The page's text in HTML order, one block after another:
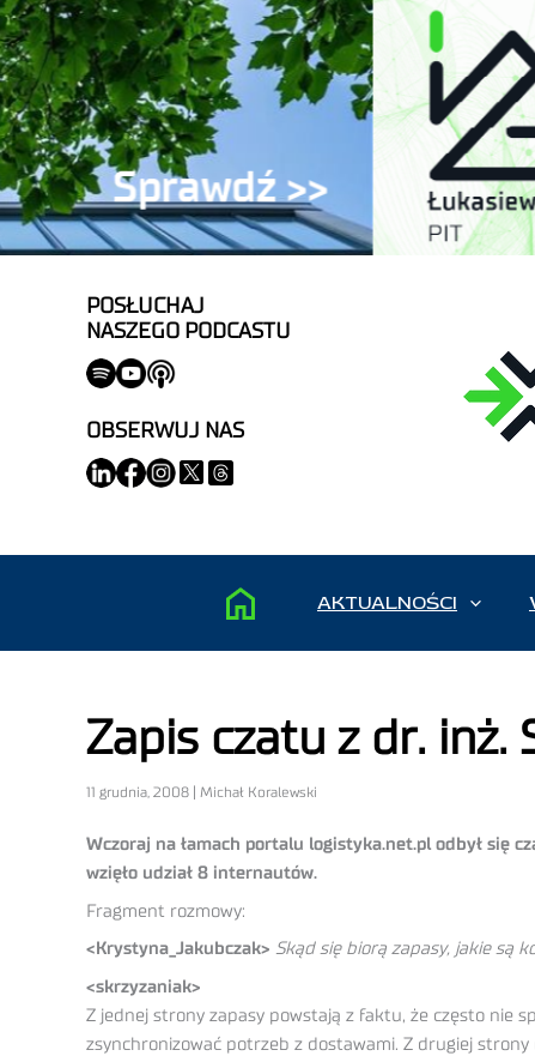
POSŁUCHAJ
NASZEGO PODCASTU
OBSERWUJ NAS
AKTUALNOŚCI
Zapis czatu z dr. inż.
11 grudnia, 2008 | Michał Koralewski
Wczoraj na łamach portalu logistyka.net.pl odbył się
wzięło udział 8 internautów.
Fragment rozmowy:
<Krystyna_Jakubczak> Skąd się biorą zapasy, jakie są
<skrzyzaniak>
Z jednej strony zapasy powstają z faktu, że często nie
zsynchronizować potrzeb z dostawami. Z drugiej strony